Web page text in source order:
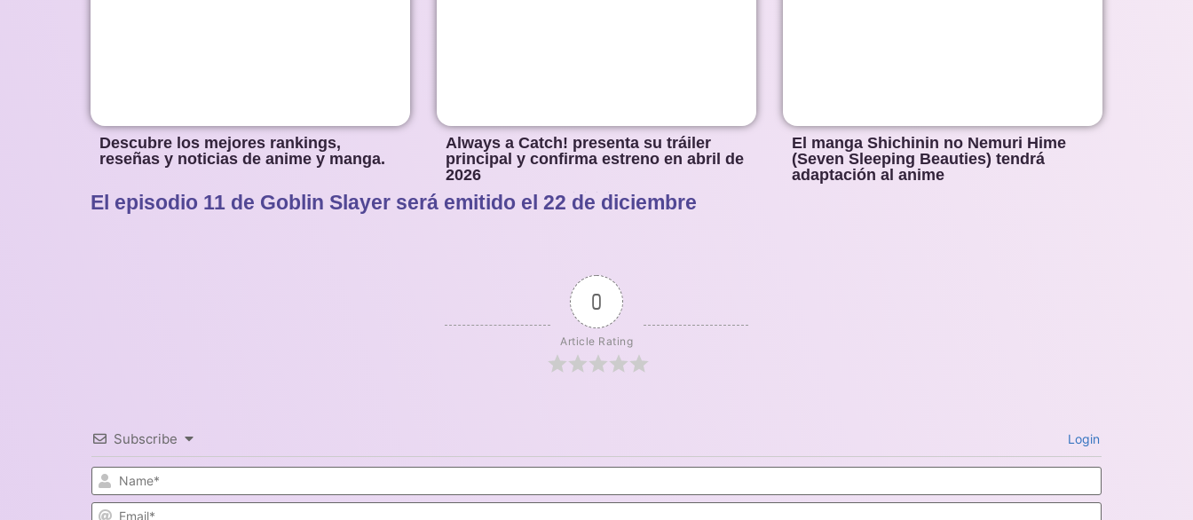
Descubre los mejores rankings,
reseñas y noticias de anime y manga.
Always a Catch! presenta su tráiler
principal y confirma estreno en abril de
2026
El manga Shichinin no Nemuri Hime
(Seven Sleeping Beauties) tendrá
adaptación al anime
El episodio 11 de Goblin Slayer será emitido el 22 de diciembre
0
Article Rating
Subscribe Login
Name*
Email*